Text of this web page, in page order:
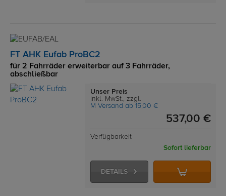
FT AHK Eufab ProBC2
für 2 Fahrräder erweiterbar auf 3 Fahrräder,
abschließbar
Unser Preis
inkl. MwSt., zzgl.
M Versand ab 15,00 €
537,00 €
Verfügbarkeit
Sofort lieferbar
DETAILS